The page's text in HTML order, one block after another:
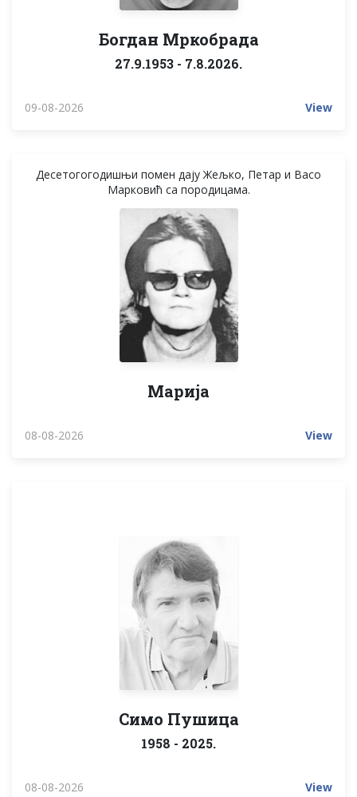
Богдан Мркобрада
27.9.1953 - 7.8.2026.
09-08-2026 View
Десетогогодишњи помен дају Жељко, Петар и Васо
Марковић са породицама.
Марија
08-08-2026 View
Симо Пушица
1958 - 2025.
08-08-2026 View